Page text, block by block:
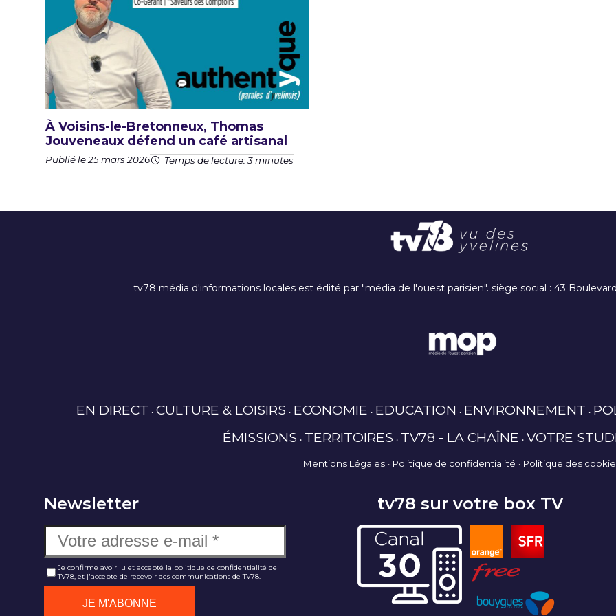
À Voisins-le-Bretonneux, Thomas
Jouveneaux défend un café artisanal
Publié le 25 mars 2026 Temps de lecture: 3 minutes
tv78 média d'informations locales est édité par "média de l'ouest parisien". siège social : 43
EN DIRECT CULTURE & LOISIRS ECONOMIE EDUCATION ENVIRONNEMENT
ÉMISSIONS TERRITOIRES TV78 - LA CHAÎNE VOTRE
Mentions Légales Politique de confidentialité Politique des
Newsletter
Je confirme avoir lu et accepté la politique de confidentialité de
TV78, et j'accepte de recevoir des communications de TV78.
tv78 sur votre box TV